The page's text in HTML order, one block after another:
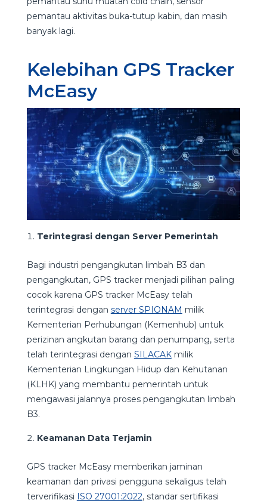
pemantau aktivitas buka-tutup kabin, dan masih
banyak lagi.
Kelebihan GPS Tracker
McEasy
Terintegrasi dengan Server Pemerintah
Bagi industri pengangkutan limbah B3 dan
pengangkutan, GPS tracker menjadi pilihan paling
cocok karena GPS tracker McEasy telah
terintegrasi dengan server SPIONAM milik
Kementerian Perhubungan (Kemenhub) untuk
perizinan angkutan barang dan penumpang, serta
telah terintegrasi dengan SILACAKmilik
Kementerian Lingkungan Hidup dan Kehutanan
(KLHK) yang membantu pemerintah untuk
mengawasi jalannya proses pengangkutan limbah
B3.
Keamanan Data Terjamin
GPS tracker McEasy memberikan jaminan
keamanan dan privasi pengguna sekaligus telah
terverifikasi ISO 27001:2022, standar sertifikasi